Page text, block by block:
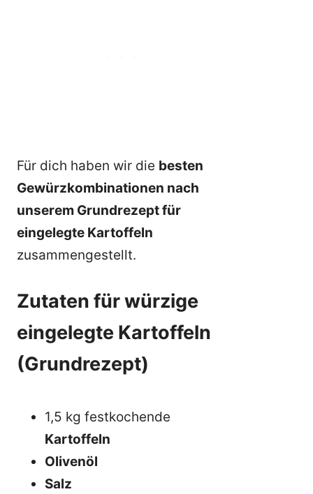
Für dich haben wir die besten
Gewürzkombinationen nach
unserem Grundrezept für
eingelegte Kartoffeln
zusammengestellt.
Zutaten für würzige
eingelegte Kartoffeln
(Grundrezept)
1,5 kg festkochende
Kartoffeln
Olivenöl
Salz